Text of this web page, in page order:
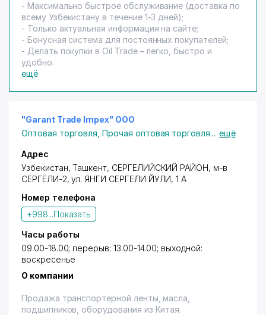
- Максимально быстрое обслуживание (доставка по
всему Узбекистану в течение 1-3 дней);
- Только актуальная информация на сайте;
- Бонусная система для постоянных покупателей;
- Делать покупки в Oil Trade – легко, быстро и
удобно.
ещё
"Garant Trade Impex" ООО
Оптовая торговля ,Прочая оптовая торговля... ещё
Адрес
Узбекистан, Ташкент, СЕРГЕЛИЙСКИЙ РАЙОН, м-в
СЕРГЕЛИ-2, ул. ЯНГИ СЕРГЕЛИ ЙУЛИ, 1 А
Номер телефона
+998...Показать
Часы работы
09.00-18.00; перерыв: 13.00-14.00; выходной:
воскресенье
О компании
Продажа транспортерной ленты, масла,
подшипников, оборудования из Китая.